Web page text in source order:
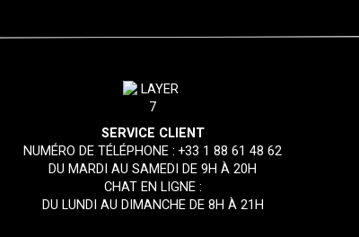
SERVICE CLIENT
NUMÉRO DE TÉLÉPHONE :+33 1 88 61 48 62
DU MARDI AU SAMEDI DE 9H À 20H
CHAT EN LIGNE :
DU LUNDI AU DIMANCHE DE 8H À 21H